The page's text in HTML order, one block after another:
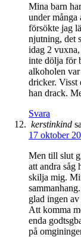
Mina barn
under
försökte jag
njutning, det
idag 2
inte dölja för
alkoholen
dricker. Visst
han drack.
Svara
kerstinkind
17 oktober
Men till slut
att andra såg
skilja mig.
glad ingen
Att komma
enda
på